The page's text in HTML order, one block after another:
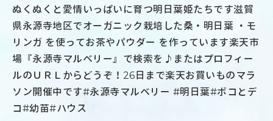
ぬくぬくと愛情いっぱいに育つ明日葉姫たちです滋賀
県永源寺地区でオーガニック栽培した桑・明日葉 ・モ
リンガ を使ってお茶やパウダー を作っています楽天市
場『永源寺マルベリー』で検索を♪またはプロフィー
ルのＵＲＬからどうぞ！26日まで楽天お買いものマラ
ソン開催中です#永源寺マルベリー #明日葉#ボコとデ
コ#幼苗#ハウス